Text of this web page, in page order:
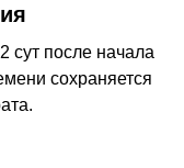
сут после начала
сохраняется